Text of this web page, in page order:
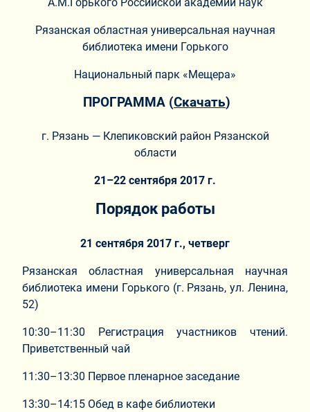
Рязанская областная универсальная научная
библиотека имени Горького
Национальный парк «Мещера»
ПРОГРАММА (Скачать)
г. Рязань — Клепиковский район Рязанской
области
21–22 сентября 2017 г.
Порядок работы
21 сентября 2017 г., четверг
Рязанская областная универсальная научная
библиотека имени Горького (г. Рязань, ул. Ленина,
52)
10:30–11:30 Регистрация участников чтений.
Приветственный чай
11:30–13:30 Первое пленарное заседание
13:30–14:15 Обед в кафе библиотеки